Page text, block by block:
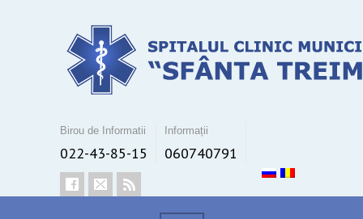
Birou de Informatii
022-43-85-15
Informații
060740791